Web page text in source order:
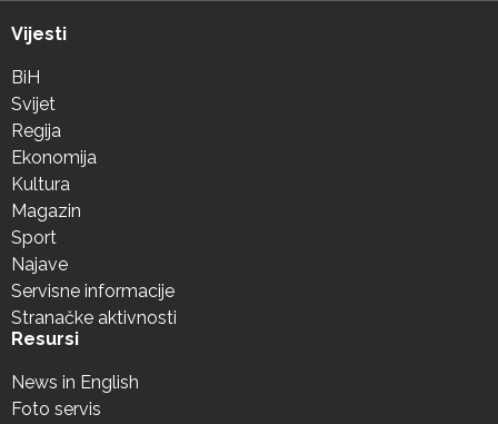
Vijesti
BiH
Svijet
Regija
Ekonomija
Kultura
Magazin
Sport
Najave
Servisne informacije
Stranačke aktivnosti
Resursi
News in English
Foto servis